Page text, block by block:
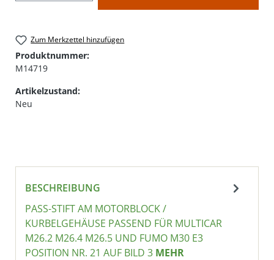
Zum Merkzettel hinzufügen
Produktnummer:
M14719
Artikelzustand:
Neu
BESCHREIBUNG
PASS-STIFT AM MOTORBLOCK /
KURBELGEHÄUSE PASSEND FÜR MULTICAR
M26.2 M26.4 M26.5 UND FUMO M30 E3
POSITION NR. 21 AUF BILD 3 MEHR